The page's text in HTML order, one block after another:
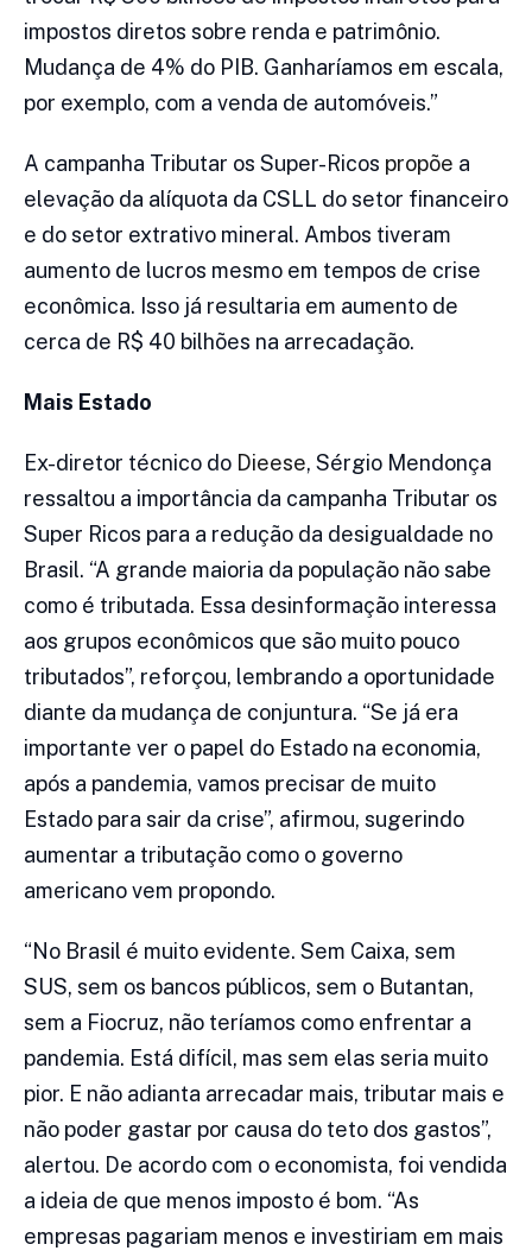
impostos diretos sobre renda e patrimônio.
Mudança de 4% do PIB. Ganharíamos em escala,
por exemplo, com a venda de automóveis.”
A campanha Tributar os Super-Ricos propõe a
elevação da alíquota da CSLL do setor financeiro
e do setor extrativo mineral. Ambos tiveram
aumento de lucros mesmo em tempos de crise
econômica. Isso já resultaria em aumento de
cerca de R$ 40 bilhões na arrecadação.
Mais Estado
Ex-diretor técnico do Dieese, Sérgio Mendonça
ressaltou a importância da campanha Tributar os
Super Ricos para a redução da desigualdade no
Brasil. “A grande maioria da população não sabe
como é tributada. Essa desinformação interessa
aos grupos econômicos que são muito pouco
tributados”, reforçou, lembrando a oportunidade
diante da mudança de conjuntura. “Se já era
importante ver o papel do Estado na economia,
após a pandemia, vamos precisar de muito
Estado para sair da crise”, afirmou, sugerindo
aumentar a tributação como o governo
americano vem propondo.
“No Brasil é muito evidente. Sem Caixa, sem
SUS, sem os bancos públicos, sem o Butantan,
sem a Fiocruz, não teríamos como enfrentar a
pandemia. Está difícil, mas sem elas seria muito
pior. E não adianta arrecadar mais, tributar mais e
não poder gastar por causa do teto dos gastos”,
alertou. De acordo com o economista, foi vendida
a ideia de que menos imposto é bom. “As
empresas pagariam menos e investiriam em mais